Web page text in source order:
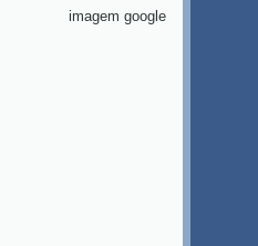
imagem google